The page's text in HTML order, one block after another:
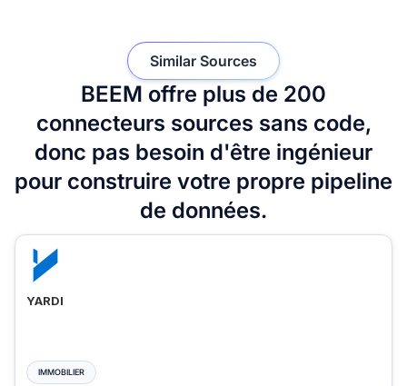
BEEM offre plus de 200
connecteurs sources sans code,
donc pas besoin d'être ingénieur
pour construire votre propre pipeline
de données.
Similar Sources
YARDI
IMMOBILIER